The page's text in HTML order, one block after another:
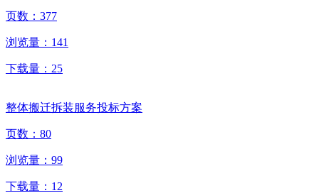
页数： 377
浏览量： 141
下载量： 25
整体搬迁拆装服务投标方案
页数： 80
浏览量： 99
下载量： 12